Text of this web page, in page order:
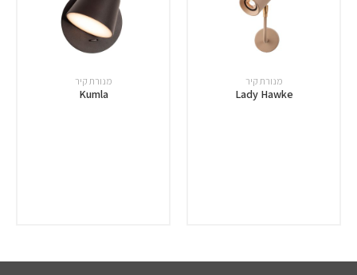
מנורת קיר
Lady Hawke
מנורת קיר
Kumla